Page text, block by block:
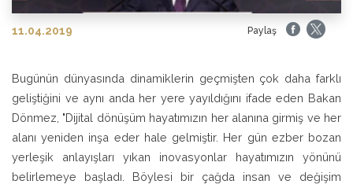
11.04.2019 Paylaş
Bugünün dünyasında dinamiklerin geçmişten çok daha farklı
geliştiğini ve aynı anda her yere yayıldığını ifade eden Bakan
Dönmez, "Dijital dönüşüm hayatımızın her alanına girmiş ve her
alanı yeniden inşa eder hale gelmiştir. Her gün ezber bozan
yerleşik anlayışları yıkan inovasyonlar hayatımızın yönünü
belirlemeye başladı. Böylesi bir çağda insan ve değişim